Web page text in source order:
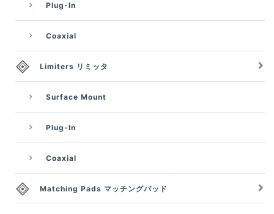
Plug-In
Coaxial
Limiters リミッタ
Surface Mount
Plug-In
Coaxial
Matching Pads マッチングパッド